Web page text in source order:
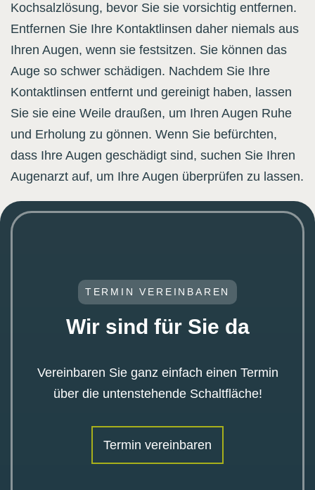
Kochsalzlösung, bevor Sie sie vorsichtig entfernen.
Entfernen Sie Ihre Kontaktlinsen daher niemals aus
Ihren Augen, wenn sie festsitzen. Sie können das
Auge so schwer schädigen. Nachdem Sie Ihre
Kontaktlinsen entfernt und gereinigt haben, lassen
Sie sie eine Weile draußen, um Ihren Augen Ruhe
und Erholung zu gönnen. Wenn Sie befürchten,
dass Ihre Augen geschädigt sind, suchen Sie Ihren
Augenarzt auf, um Ihre Augen überprüfen zu lassen.
TERMIN VEREINBAREN
Wir sind für Sie da
Vereinbaren Sie ganz einfach einen Termin
über die untenstehende Schaltfläche!
Termin vereinbaren